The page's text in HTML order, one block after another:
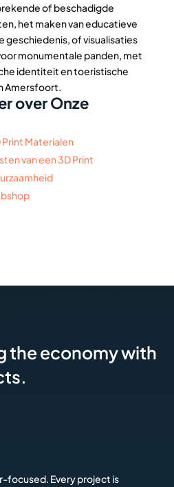
of beschadigde
het maken van educatieve
geschiedenis, of visualisaties
monumentale panden, met
identiteit en toeristische
Amersfoort.
over Onze
Print Materialen
van een 3D Print
the economy with
focused. Every project is